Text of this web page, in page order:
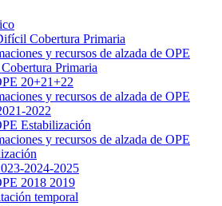
Cobertura Primaria
y recursos de alzada de OPE
Primaria
20+21+22
y recursos de alzada de OPE
2022
Estabilización
y recursos de alzada de OPE
2024-2025
2018 2019
temporal